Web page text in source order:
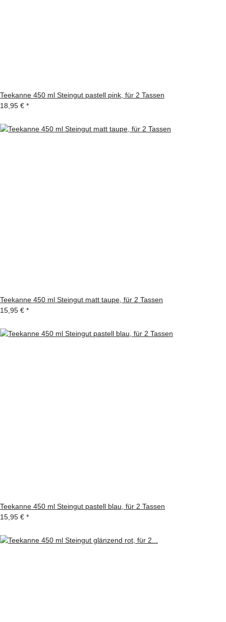
Teekanne 450 ml Steingut pastell pink, für 2 Tassen
18,95 € *
Teekanne 450 ml Steingut matt taupe, für 2 Tassen
15,95 € *
Teekanne 450 ml Steingut pastell blau, für 2 Tassen
15,95 € *